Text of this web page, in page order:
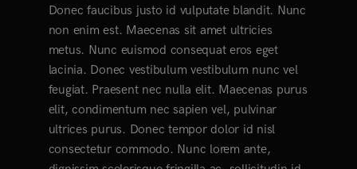
Donec faucibus justo id vulputate blandit. Nunc
non enim est. Maecenas sit amet ultricies
metus. Nunc euismod consequat eros eget
lacinia. Donec vestibulum vestibulum nunc vel
feugiat. Praesent nec nulla elit. Maecenas purus
elit, condimentum nec sapien vel, pulvinar
ultrices purus. Donec tempor dolor id nisl
consectetur commodo. Nunc lorem ante,